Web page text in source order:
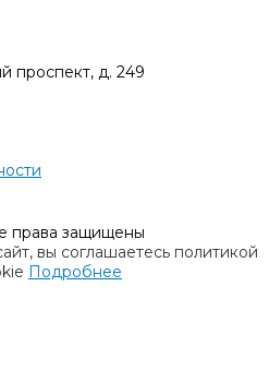
проспект, д. 249
права защищены
вы соглашаетесь политикой
Подробнее